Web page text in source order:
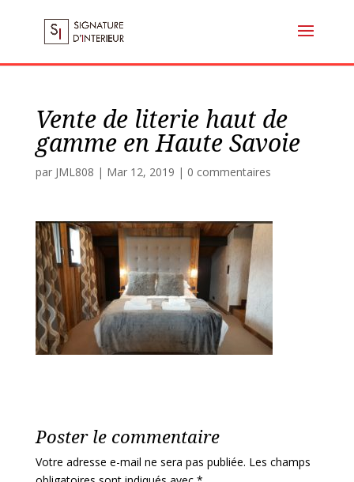
Vente de literie haut de
gamme en Haute Savoie
par JML808 | Mar 12, 2019 | 0 commentaires
Poster le commentaire
Votre adresse e-mail ne sera pas publiée. Les champs